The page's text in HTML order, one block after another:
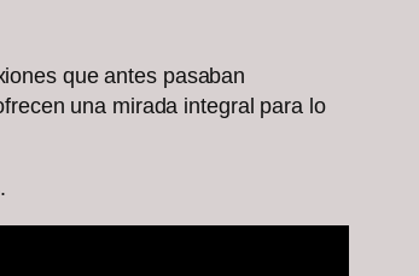
que antes pasaban
una mirada integral para lo